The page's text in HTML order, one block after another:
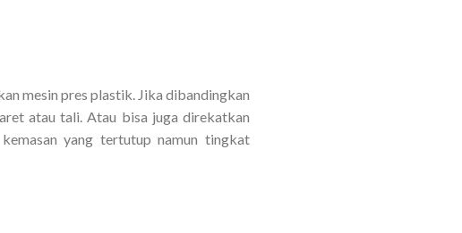
mesin pres plastik. Jika dibandingkan
atau tali. Atau bisa juga direkatkan
yang tertutup namun tingkat